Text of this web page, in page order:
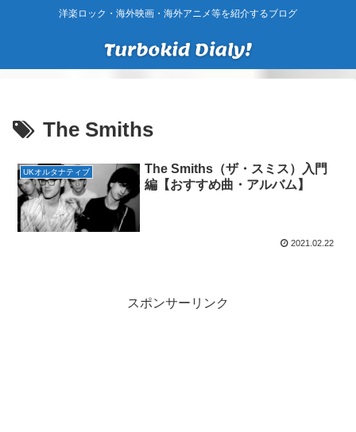
洋楽ロック・海外映画・海外アニメ等を紹介するブログ
The Smiths
UKオルタナティブ
The Smiths（ザ・スミス）入門
編【おすすめ曲・アルバム】
2021.02.22
スポンサーリンク